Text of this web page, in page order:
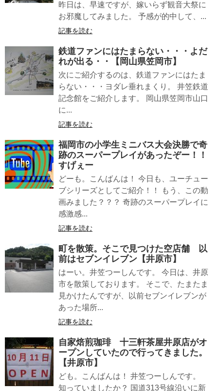
昨日は、早速ですが、嫁いらず観音大祭に
お邪魔してみました。 予感が的中して、...
記事を読む
鉄道ファンにはたまらない・・・よだ
れが出る・・【岡山県笠岡市】
次にご紹介するのは、鉄道ファンにはたま
らない・・・ヨダレ垂れまくり。 井笠鉄道
記念館をご紹介します。 岡山県笠岡市山口
に...
記事を読む
福岡市の小学生ミニバス大会決勝で奇
跡のスーパープレイがあったぞー！！
すげぇー
どーも。こんばんは！ 今日も、ユーチュー
ブシリーズとしてご紹介！！ もう、この動
画みました？？？ 奇跡のスーパープレイに
感激感...
記事を読む
町を散策。そこで見つけた空店舗 以
前はセブンイレブン【井原市】
はーい。井笠つーしんです。 今日は、井原
市を散策しております。 そこで、たまたま
見かけたんですが、以前セブンイレブンが
あった場所...
記事を読む
自家焙煎珈琲 十三軒茶屋井原店がオ
ープンしていたので行ってきました。
【井原市】
ども。こんばんは！ 井笠つーしんです。
知っていましたか？ 国道313号線沿いに新